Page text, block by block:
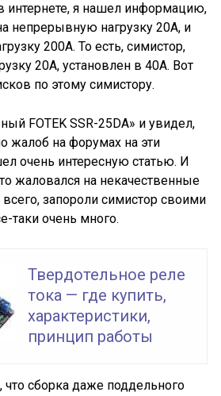
интернете, я нашел информацию,
непрерывную нагрузку 20А, и
200А. То есть, симистор,
20А, установлен в 40А. Вот
по этому симистору.
FOTEK SSR-25DA» и увидел,
жалоб на форумах на эти
очень интересную статью. И
жаловался на некачественные
запороли симистор своими
таки очень много.
Твердотельное реле
тока — где купить,
характеристики,
принцип работы
сборка даже поддельного